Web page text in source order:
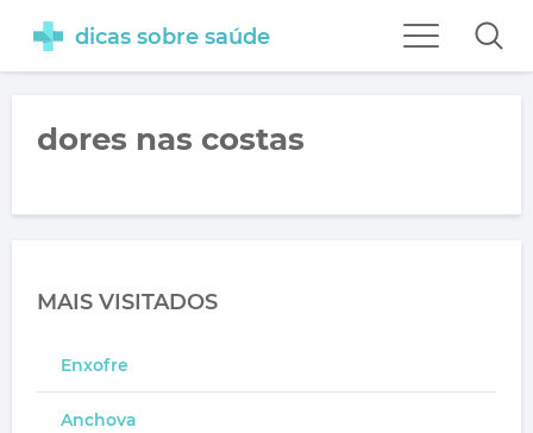
dicas sobre saúde
dores nas costas
MAIS VISITADOS
Enxofre
Anchova